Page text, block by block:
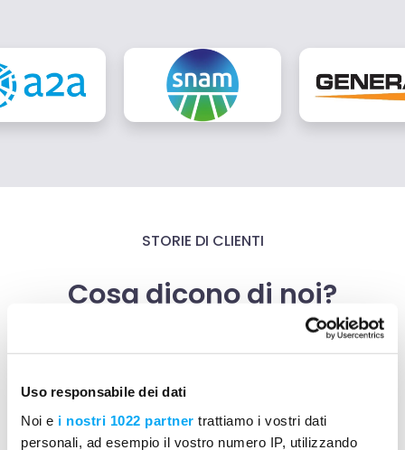
Uso responsabile dei dati
Noi e i nostri 1022 partner trattiamo i vostri dati
personali, ad esempio il vostro numero IP, utilizzando
STORIE DI CLIENTI
Cosa dicono di noi?
Con Mela possiamo contare su
tre fattori chiave per noi